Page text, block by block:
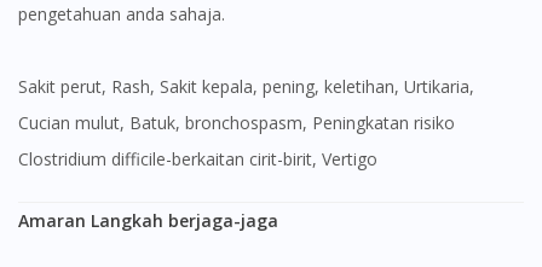
pengetahuan anda sahaja.
sakit perut, Rash, Sakit kepala, pening, keletihan, Urtikaria,
Cucian mulut, Batuk, bronchospasm, Peningkatan risiko
Clostridium difficile-berkaitan cirit-birit, Vertigo
Amaran Langkah berjaga-jaga